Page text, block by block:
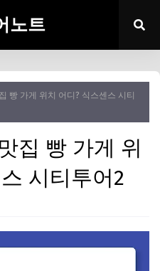
노트
빵 가게 위치 어디? 식스센스 시티
집 빵 가게 위
시티투어2